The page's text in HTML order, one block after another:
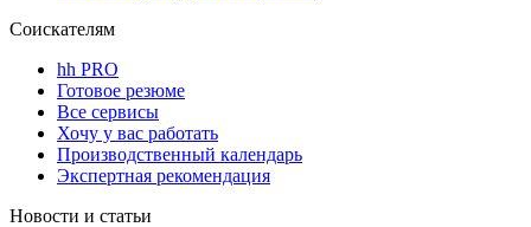
Соискателям
hh PRO
Готовое резюме
Все сервисы
Хочу у вас работать
Производственный календарь
Экспертная рекомендация
Новости и статьи